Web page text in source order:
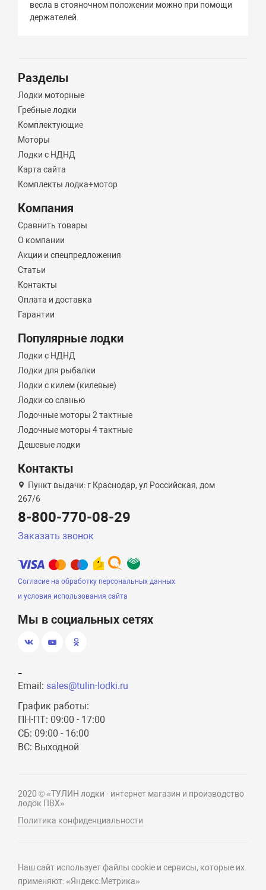
весла в стояночном положении можно при помощи
держателей.
Разделы
Лодки моторные
Гребные лодки
Комплектующие
Моторы
Лодки с НДНД
Карта сайта
Комплекты лодка+мотор
Компания
Сравнить товары
О компании
Акции и спецпредложения
Статьи
Контакты
Оплата и доставка
Гарантии
Популярные лодки
Лодки с НДНД
Лодки для рыбалки
Лодки с килем (килевые)
Лодки со сланью
Лодочные моторы 2 тактные
Лодочные моторы 4 тактные
Дешевые лодки
Контакты
Пункт выдачи: г Краснодар, ул Российская, дом
267/6
8-800-770-08-29
Заказать звонок
Согласие на обработку персональных данных
и условия использования сайта
Мы в социальных сетях
-
Email: sales@tulin-lodki.ru
График работы:
ПН-ПТ: 09:00 - 17:00
СБ: 09:00 - 16:00
ВС: Выходной
2020 © «ТУЛИН лодки - интернет магазин и производство
лодок ПВХ»
Политика конфиденциальности
Наш сайт использует файлы cookie и сервисы, которые их
применяют: «Яндекс.Метрика»